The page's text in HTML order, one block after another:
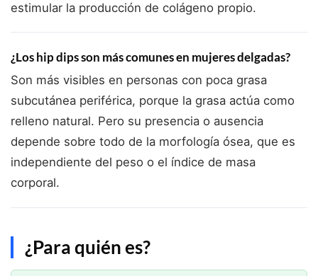
estimular la producción de colágeno propio.
¿Los hip dips son más comunes en mujeres delgadas?
Son más visibles en personas con poca grasa
subcutánea periférica, porque la grasa actúa como
relleno natural. Pero su presencia o ausencia
depende sobre todo de la morfología ósea, que es
independiente del peso o el índice de masa
corporal.
¿Para quién es?